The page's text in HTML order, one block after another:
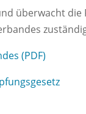
überwacht
(PDF)